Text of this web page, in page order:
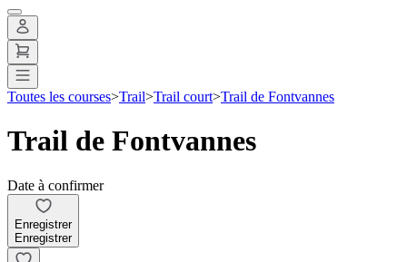
Toutes les courses>Trail>Trail court>Trail de Fontvannes
Trail de Fontvannes
Date à confirmer
Enregistrer
Enregistrer